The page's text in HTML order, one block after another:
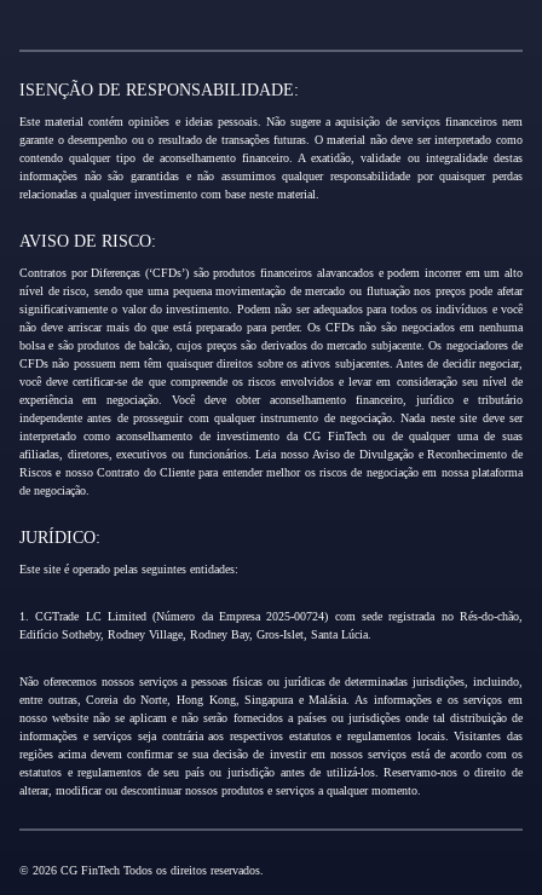
ISENÇÃO DE RESPONSABILIDADE:
Este material contém opiniões e ideias pessoais. Não sugere a aquisição de serviços financeiros nem
garante o desempenho ou o resultado de transações futuras. O material não deve ser interpretado como
contendo qualquer tipo de aconselhamento financeiro. A exatidão, validade ou integralidade destas
informações não são garantidas e não assumimos qualquer responsabilidade por quaisquer perdas
relacionadas a qualquer investimento com base neste material.
AVISO DE RISCO:
Contratos por Diferenças (‘CFDs’) são produtos financeiros alavancados e podem incorrer em um alto
nível de risco, sendo que uma pequena movimentação de mercado ou flutuação nos preços pode afetar
significativamente o valor do investimento. Podem não ser adequados para todos os indivíduos e você
não deve arriscar mais do que está preparado para perder. Os CFDs não são negociados em nenhuma
bolsa e são produtos de balcão, cujos preços são derivados do mercado subjacente. Os negociadores de
CFDs não possuem nem têm quaisquer direitos sobre os ativos subjacentes. Antes de decidir negociar,
você deve certificar-se de que compreende os riscos envolvidos e levar em consideração seu nível de
experiência em negociação. Você deve obter aconselhamento financeiro, jurídico e tributário
independente antes de prosseguir com qualquer instrumento de negociação. Nada neste site deve ser
interpretado como aconselhamento de investimento da CG FinTech ou de qualquer uma de suas
afiliadas, diretores, executivos ou funcionários. Leia nosso Aviso de Divulgação e Reconhecimento de
Riscos e nosso Contrato do Cliente para entender melhor os riscos de negociação em nossa plataforma
de negociação.
JURÍDICO:
Este site é operado pelas seguintes entidades:
1. CGTrade LC Limited (Número da Empresa 2025-00724) com sede registrada no Rés-do-chão,
Edifício Sotheby, Rodney Village, Rodney Bay, Gros-Islet, Santa Lúcia.
Não oferecemos nossos serviços a pessoas físicas ou jurídicas de determinadas jurisdições, incluindo,
entre outras, Coreia do Norte, Hong Kong, Singapura e Malásia. As informações e os serviços em
nosso website não se aplicam e não serão fornecidos a países ou jurisdições onde tal distribuição de
informações e serviços seja contrária aos respectivos estatutos e regulamentos locais. Visitantes das
regiões acima devem confirmar se sua decisão de investir em nossos serviços está de acordo com os
estatutos e regulamentos de seu país ou jurisdição antes de utilizá-los. Reservamo-nos o direito de
alterar, modificar ou descontinuar nossos produtos e serviços a qualquer momento.
© 2026 CG FinTech Todos os direitos reservados.